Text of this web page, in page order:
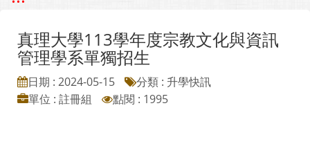
真理大學113學年度宗教文化與資訊
管理學系單獨招生
日期 : 2024-05-15
分類 : 升學快訊
單位 : 註冊組
點閱 : 1995